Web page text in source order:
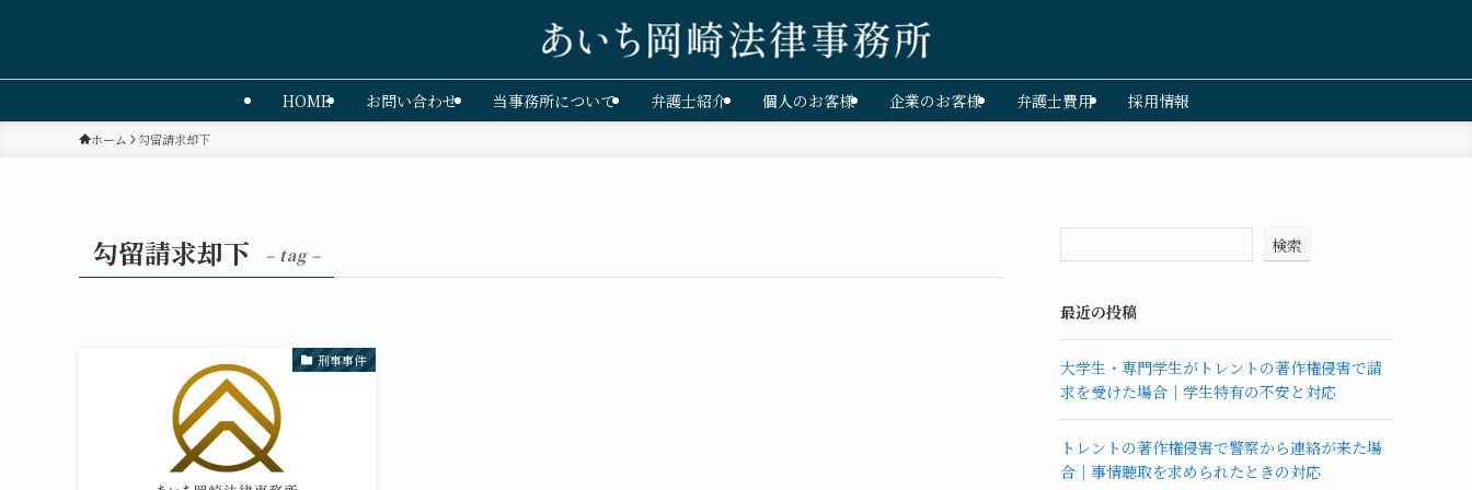
HOME お問い合わせ 当事務所について 弁護士紹介 個人のお客様 企業のお客様 弁護士費用 採用情報
ホーム 勾留請求却下
勾留請求却下 – tag –
刑事事件
検索
最近の投稿
大学生・専門学生がトレントの著作権侵害で請
求を受けた場合｜学生特有の不安と対応
トレントの著作権侵害で警察から連絡が来た場
合｜事情聴取を求められたときの対応